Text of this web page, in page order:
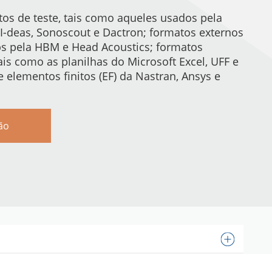
de teste, tais como aqueles usados pela
deas, Sonoscout e Dactron; formatos externos
pela HBM e Head Acoustics; formatos
como as planilhas do Microsoft Excel, UFF e
elementos finitos (EF) da Nastran, Ansys e